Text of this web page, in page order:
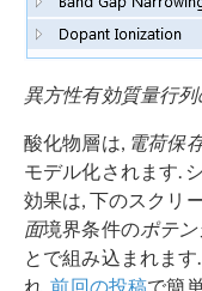
異方性有効質量行列
酸化物層は, 電荷保
モデル化されます.
効果は, 下のスクリ
面境界条件のポテ
とで組み込まれま
れ,前回の投稿で簡